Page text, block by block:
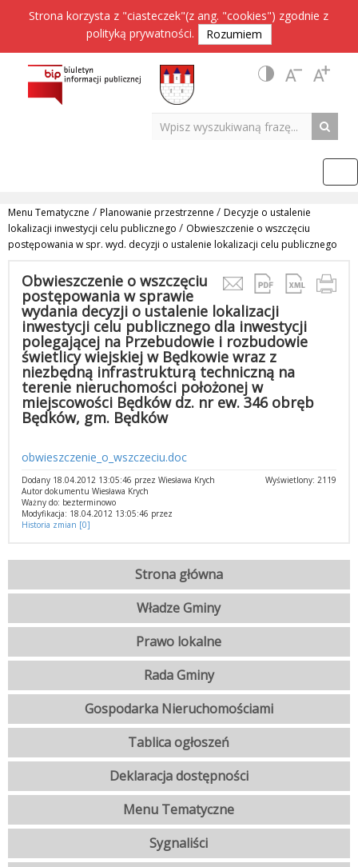
Strona korzysta z "ciasteczek"(z ang. "cookies") zgodnie z
polityką prywatności. Rozumiem
Menu Tematyczne / Planowanie przestrzenne / Decyzje o ustalenie
lokalizacji inwestycji celu publicznego / Obwieszczenie o wszczęciu
postępowania w spr. wyd. decyzji o ustalenie lokalizacji celu publicznego
Obwieszczenie o wszczęciu
postępowania w sprawie
wydania decyzji o ustalenie lokalizacji
inwestycji celu publicznego dla inwestycji
polegającej na Przebudowie i rozbudowie
świetlicy wiejskiej w Będkowie wraz z
niezbędną infrastrukturą techniczną na
terenie nieruchomości położonej w
miejscowości Będków dz. nr ew. 346 obręb
Będków, gm. Będków
obwieszczenie_o_wszczeciu.doc
Wyświetlony: 2119
Dodany 18.04.2012 13:05:46 przez Wiesława Krych
Autor dokumentu Wiesława Krych
Ważny do: bezterminowo
Modyfikacja: 18.04.2012 13:05:46 przez
Historia zmian [0]
Strona główna
Władze Gminy
Prawo lokalne
Rada Gminy
Gospodarka Nieruchomościami
Tablica ogłoszeń
Deklaracja dostępności
Menu Tematyczne
Sygnaliści